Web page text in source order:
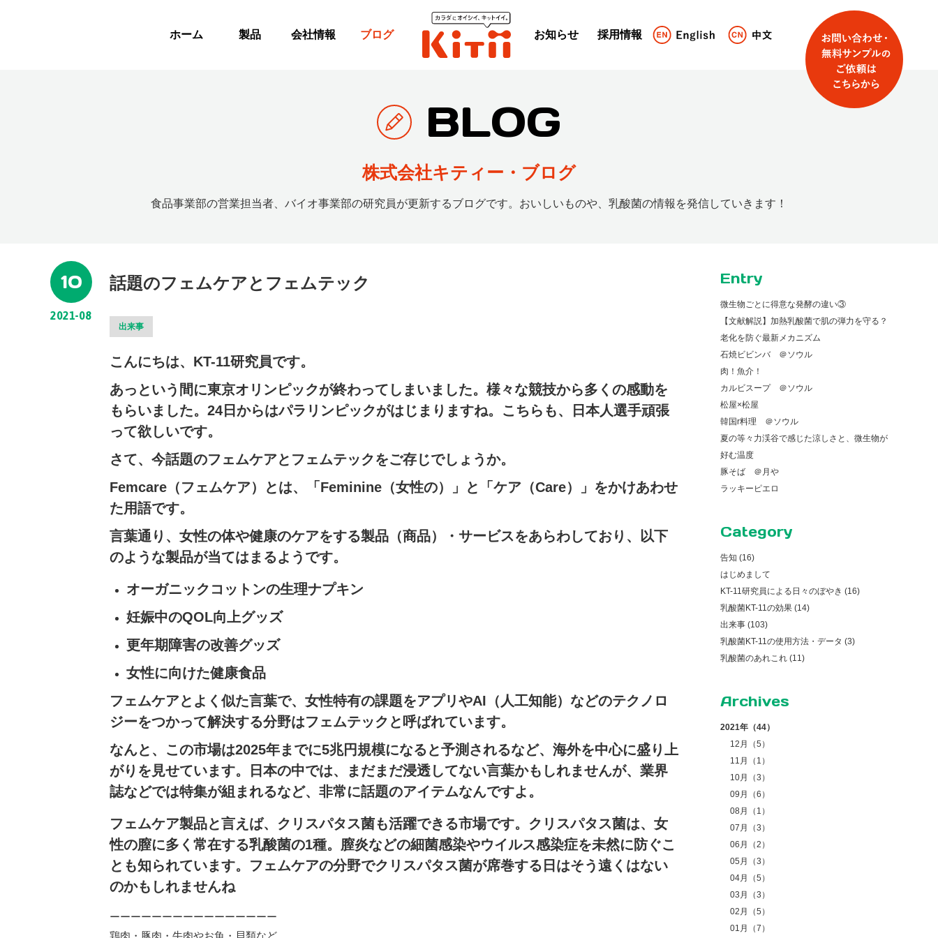
ホーム 製品 会社情報 ブログ お知らせ 採用情報
BLOG
株式会社キティー・ブログ
食品事業部の営業担当者、バイオ事業部の研究員が更新するブログです。 おいしいものや、乳酸菌の情報を発信していきます！
10
2021-08
話題のフェムケアとフェムテック
出来事
こんにちは、KT-11研究員です。
あっという間に東京オリンピックが終わってしまいました。様々な競技から多くの感動を
もらいました。24日からはパラリンピックがはじまりますね。こちらも、日本人選手頑張
って欲しいです。
さて、今話題のフェムケアとフェムテックをご存じでしょうか。
Femcare（フェムケア）とは、「Feminine（女性の）」と「ケア（Care）」をかけあわせ
た用語です。
言葉通り、女性の体や健康のケアをする製品（商品）・サービスをあらわしており、以下
のような製品が当てはまるようです。
オーガニックコットンの生理ナプキン
妊娠中のQOL向上グッズ
更年期障害の改善グッズ
女性に向けた健康食品
フェムケアとよく似た言葉で、女性特有の課題をアプリやAI（人工知能）などのテクノロ
ジーをつかって解決する分野はフェムテック と呼ばれています。
なんと、この市場は2025年までに5兆円規模になると予測されるなど、海外を中心に盛り上
がりを見せています。日本の中では、まだまだ浸透してない言葉かもしれませんが、業界
誌などでは特集が組まれるなど、非常に話題のアイテムなんですよ。
フェムケア製品と言えば、クリスパタス菌も活躍できる市場です。クリスパタス菌は、女
性の膣に多く常在する乳酸菌の1種。膣炎などの細菌感染やウイルス感染症を未然に防ぐこ
とも知られています。フェムケアの分野でクリスパタス菌が席巻する日はそう遠くはない
のかもしれませんね
ーーーーーーーーーーーーーーーー
Entry
微生物ごとに得意な発酵の違い③
【文献解説】加熱乳酸菌で肌の弾力を守る？
老化を防ぐ最新メカニズム
石焼ビビンバ ＠ソウル
肉！魚介！
カルビスープ ＠ソウル
松屋×松屋
韓国r料理 ＠ソウル
夏の等々力渓谷で感じた涼しさと、微生物が
好む温度
豚そば ＠月や
ラッキーピエロ
Category
告知 (16)
はじめまして
KT-11研究員による日々のぼやき (16)
乳酸菌KT-11の効果 (14)
出来事 (103)
乳酸菌KT-11の使用方法・データ (3)
乳酸菌のあれこれ (11)
Archives
2021年（44）
12月（5）
11月（1）
10月（3）
09月（6）
08月（1）
07月（3）
06月（2）
05月（3）
04月（5）
03月（3）
02月（5）
01月（7）